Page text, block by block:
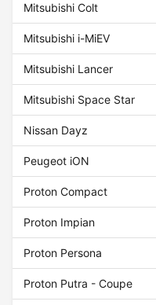
Mitsubishi Colt
Mitsubishi i-MiEV
Mitsubishi Lancer
Mitsubishi Space Star
Nissan Dayz
Peugeot iON
Proton Compact
Proton Impian
Proton Persona
Proton Putra - Coupe